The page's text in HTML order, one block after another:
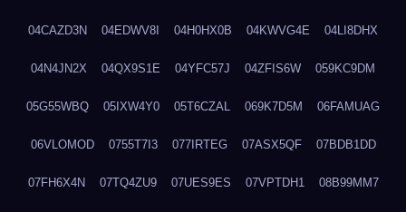
04CAZD3N 04EDWV8I 04H0HX0B 04KWVG4E 04LI8DHX
04N4JN2X 04QX9S1E 04YFC57J 04ZFIS6W 059KC9DM
05G55WBQ 05IXW4Y0 05T6CZAL 069K7D5M 06FAMUAG
06VLOMOD 0755T7I3 077IRTEG 07ASX5QF 07BDB1DD
07FH6X4N 07TQ4ZU9 07UES9ES 07VPTDH1 08B99MM7